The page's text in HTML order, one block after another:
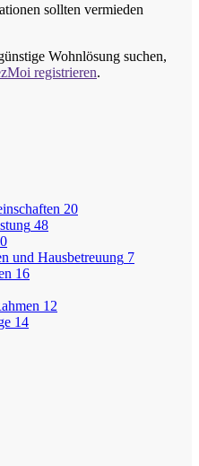
sollten vermieden
Wohnlösung suchen,
registrieren.
20
48
und Hausbetreuung 7
16
12
14